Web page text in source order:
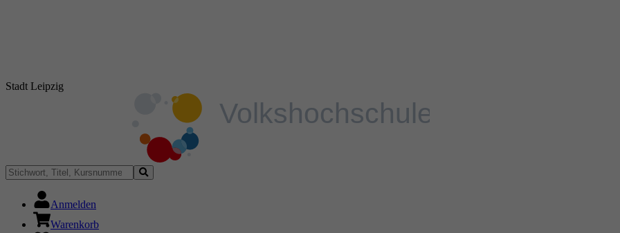
Stadt Leipzig
Anmelden
Warenkorb